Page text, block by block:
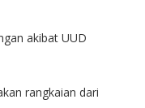
akibat UUD
rangkaian dari